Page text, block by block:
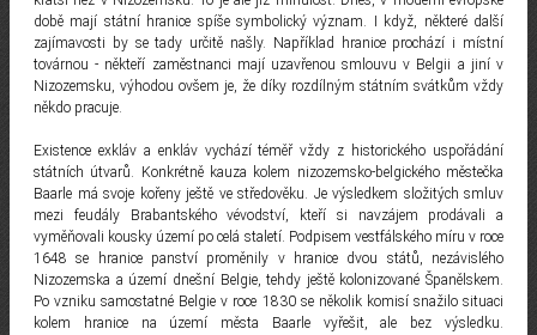
době mají státní hranice spíše symbolický význam. I když, některé další
zajímavosti by se tady určitě našly. Například hranice prochází i místní
továrnou - někteří zaměstnanci mají uzavřenou smlouvu v Belgii a jiní v
Nizozemsku, výhodou ovšem je, že díky rozdílným státním svátkům vždy
někdo pracuje.
Existence exkláv a enkláv vychází téměř vždy z historického uspořádání
státních útvarů. Konkrétně kauza kolem nizozemsko-belgického městečka
Baarle má svoje kořeny ještě ve středověku. Je výsledkem složitých smluv
mezi feudály Brabantského vévodství, kteří si navzájem prodávali a
vyměňovali kousky území po celá staletí. Podpisem vestfálského míru v roce
1648 se hranice panství proměnily v hranice dvou států, nezávislého
Nizozemska a území dnešní Belgie, tehdy ještě kolonizované Španělskem.
Po vzniku samostatné Belgie v roce 1830 se několik komisí snažilo situaci
kolem hranice na území města Baarle vyřešit, ale bez výsledku.